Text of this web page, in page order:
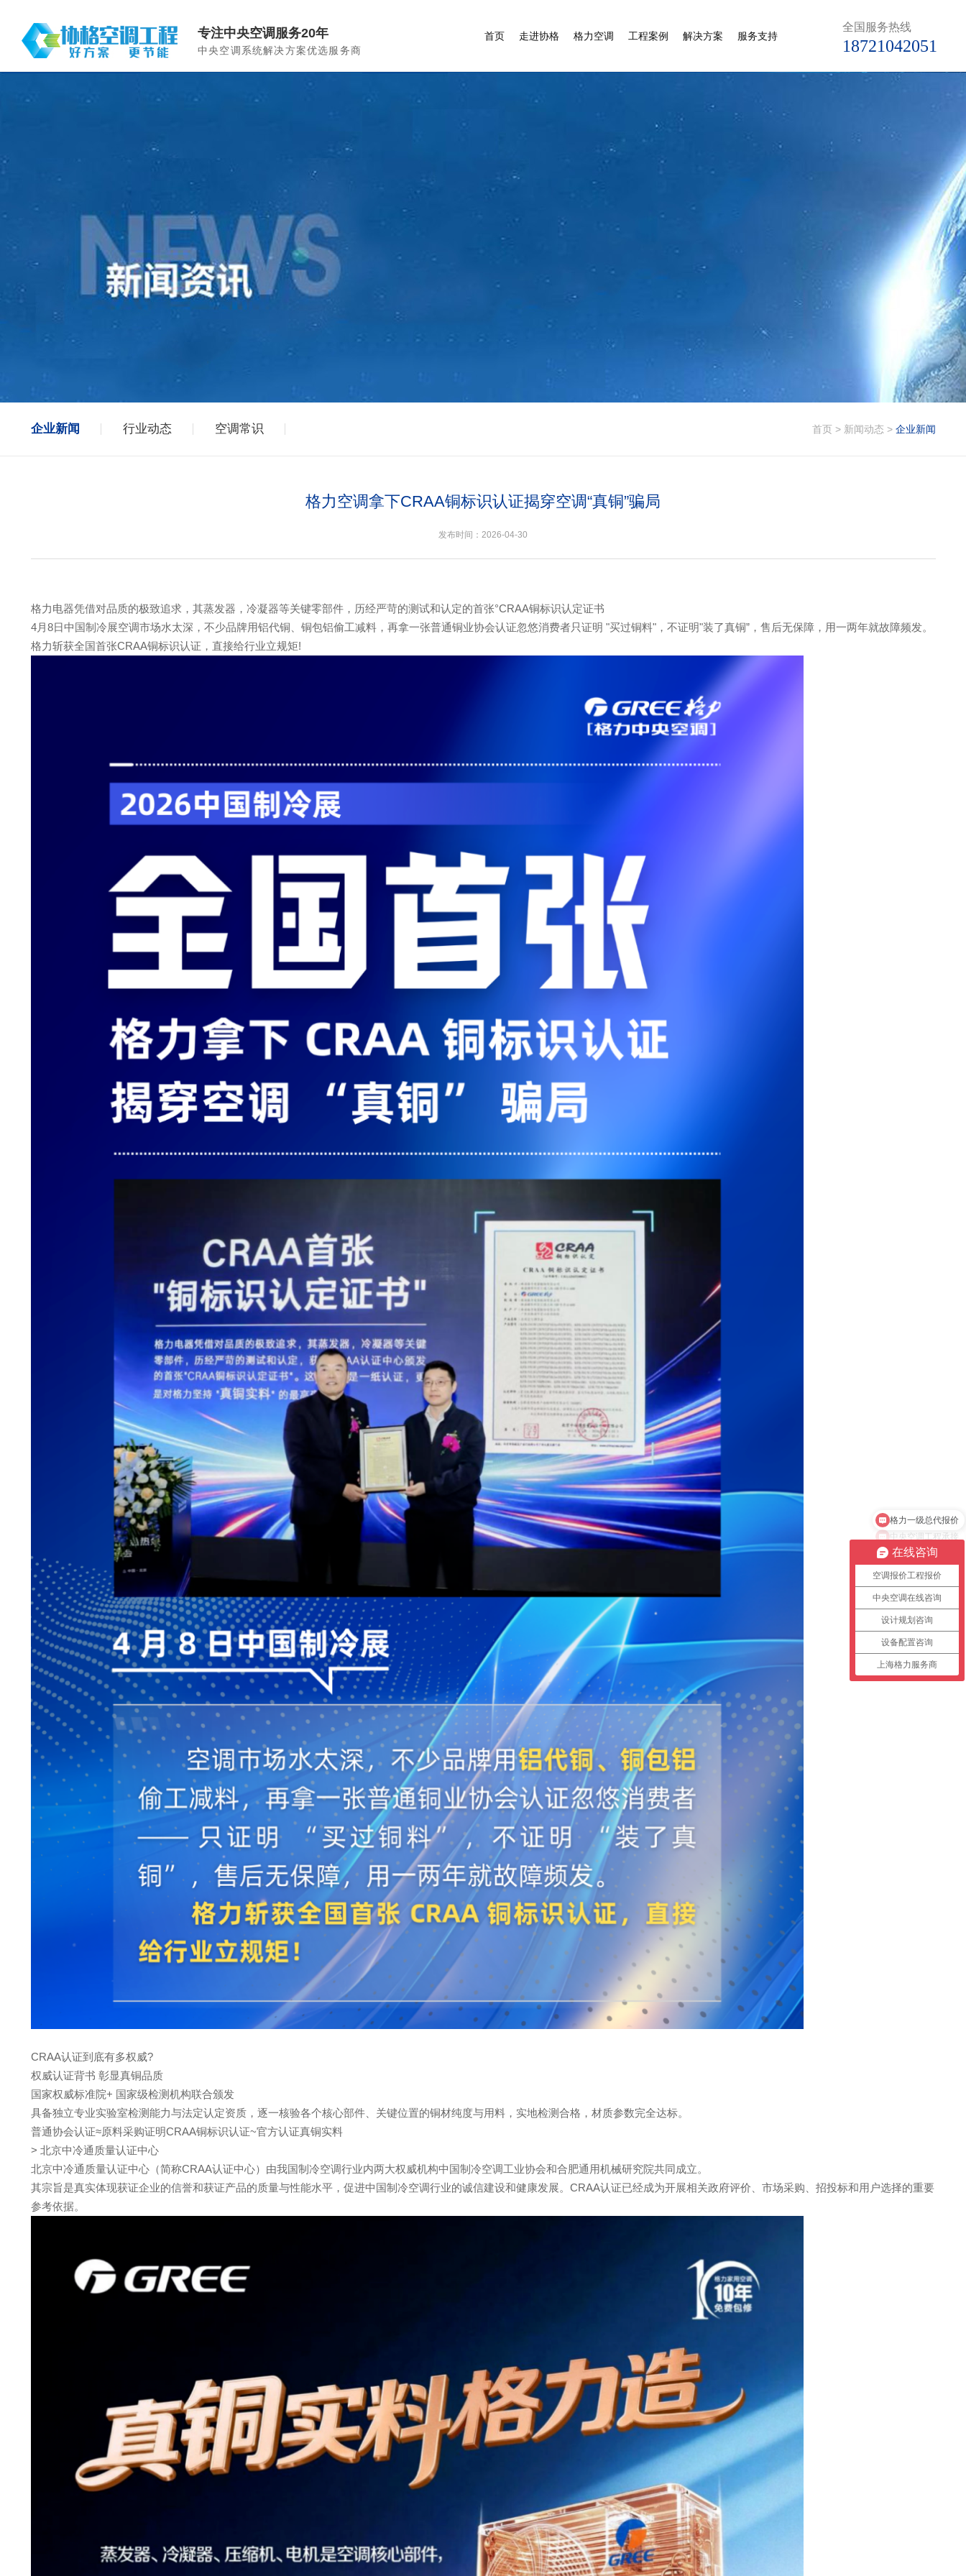
专注中央空调服务20年
中央空调系统解决方案优选服务商
全国服务热线
18721042051
首页 走进协格 格力空调 工程案例 解决方案 服务支持
企业新闻 行业动态 空调常识 首页> 新闻动态 > 企业新闻
格力空调拿下CRAA铜标识认证揭穿空调“真铜”骗局
发布时间：2026-04-30
格力电器凭借对品质的极致追求，其蒸发器，冷凝器等关键零部件，历经严苛的测试和认定的首张°CRAA铜标识认定证书
4月8日中国制冷展空调市场水太深，不少品牌用铝代铜、铜包铝偷工减料，再拿一张普通铜业协会认证忽悠消费者只证明 "买过铜料"，不证明"装了真铜”，售后无保障，用一两年就故障频发。
格力斩获全国首张CRAA铜标识认证，直接给行业立规矩!
CRAA认证到底有多权威?
权威认证背书 彰显真铜品质
国家权威标准院+ 国家级检测机构联合颁发
具备独立专业实验室检测能力与法定认定资质，逐一核验各个核心部件、关键位置的铜材纯度与用料，实地检测合格，材质参数完全达标。
普通协会认证≈原料采购证明CRAA铜标识认证~官方认证真铜实料
> 北京中冷通质量认证中心
北京中冷通质量认证中心（简称CRAA认证中心）由我国制冷空调行业内两大权威机构中国制冷空调工业协会和合肥通用机械研究院共同成立。
其宗旨是真实体现获证企业的信誉和获证产品的质量与性能水平，促进中国制冷空调行业的诚信建设和健康发展。CRAA认证已经成为开展相关政府评价、市场采购、招投标和用户选择的重要
参考依据。
在线咨询
空调报价工程报价
中央空调在线咨询
设计规划咨询
设备配置咨询
上海格力服务商
中央空调工程承接